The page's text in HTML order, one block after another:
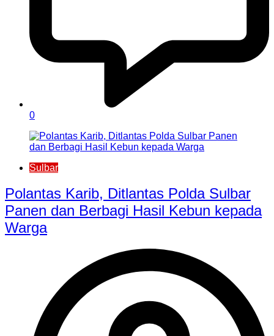
0
Sulbar
Polantas Karib, Ditlantas Polda Sulbar
Panen dan Berbagi Hasil Kebun kepada
Warga